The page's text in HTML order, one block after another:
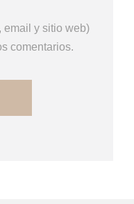
email y sitio web)
comentarios.